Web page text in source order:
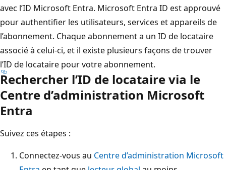
avec l’ID Microsoft Entra. Microsoft Entra ID est approuvé
pour authentifier les utilisateurs, services et appareils de
l’abonnement. Chaque abonnement a un ID de locataire
associé à celui-ci, et il existe plusieurs façons de trouver
l’ID de locataire pour votre abonnement.
Rechercher l’ID de locataire via le
Centre d’administration Microsoft
Entra
Suivez ces étapes :
Connectez-vous au Centre d’administration Microsoft